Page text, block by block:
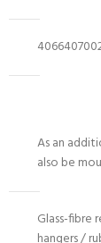
As an
also be
Glass-fibre